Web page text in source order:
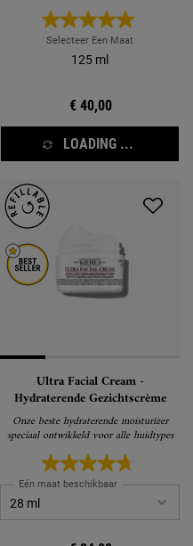
bewezen dat hij onzuiverheden
vermindert en voorkomt zonder de huid
uit te drogen.
Selecteer Een Maat
125 ml
€ 40,00
LOADING ...
Ultra Facial Cream -
Hydraterende Gezichtscrème
Onze beste hydraterende moisturizer
speciaal ontwikkeld voor alle huidtypes
Eén maat beschikbaar